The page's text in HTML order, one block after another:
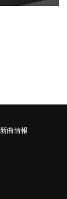
新曲情報